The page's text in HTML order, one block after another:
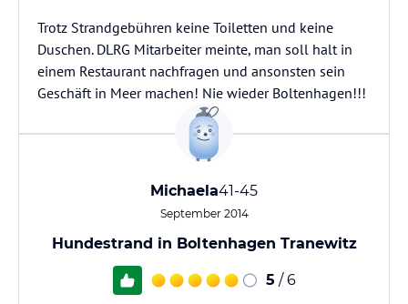
Trotz Strandgebühren keine Toiletten und keine
Duschen. DLRG Mitarbeiter meinte, man soll halt in
einem Restaurant nachfragen und ansonsten sein
Geschäft in Meer machen! Nie wieder Boltenhagen!!!
Michaela41-45
September 2014
Hundestrand in Boltenhagen Tranewitz
5 / 6